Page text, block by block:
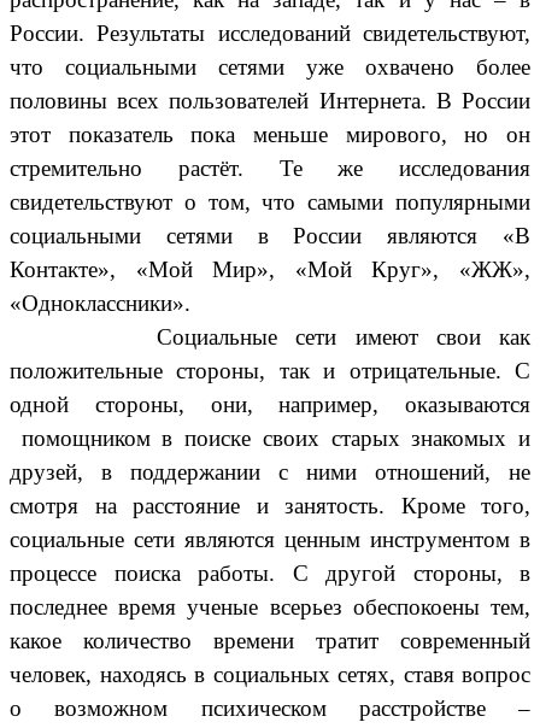
России. Результаты исследований свидетельствуют,
что социальными сетями уже охвачено более
половины всех пользователей Интернета. В России
этот показатель пока меньше мирового, но он
стремительно растёт. Те же исследования
свидетельствуют о том, что самыми популярными
социальными сетями в России являются «В
Контакте», «Мой Мир», «Мой Круг», «ЖЖ»,
«Одноклассники».
Социальные сети имеют свои как
положительные стороны, так и отрицательные. С
одной стороны, они, например, оказываются
помощником в поиске своих старых знакомых и
друзей, в поддержании с ними отношений, не
смотря на расстояние и занятость. Кроме того,
социальные сети являются ценным инструментом в
процессе поиска работы. С другой стороны, в
последнее время ученые всерьез обеспокоены тем,
какое количество времени тратит современный
человек, находясь в социальных сетях, ставя вопрос
о возможном психическом расстройстве –